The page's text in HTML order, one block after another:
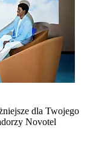
dla Twojego
Novotel